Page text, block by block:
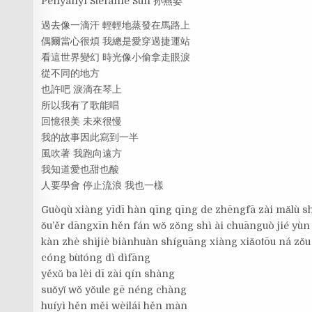
過去像一滴汗 輕輕地蒸發在馬路上
偶爾當心很煩 我總是愛穿過捷運站
看這世界變幻 時光像小偷拿走眼淚
從不同的地方
也許吧 淚滴在琴上
所以我有了歌能唱
回憶很美 未來很慢
我的故事因此寫到一半
風吹著 我跑向遠方
我知道愛也甜也酸
人要學會 停止流浪 我也一樣
Guòqù xiàng yīdī hàn qīng qīng de zhēngfā zài mǎlù
ǒu’ěr dāngxīn hěn fán wǒ zǒng shì ài chuānguò jié yùn
kàn zhè shìjiè biànhuàn shíguāng xiàng xiǎotōu ná
cóng bùtóng dì dìfāng
yěxǔ ba lèi dī zài qín shàng
suǒyǐ wǒ yǒule gē néng chàng
huíyì hěn měi wèilái hěn màn